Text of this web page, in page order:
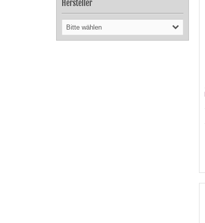
Hersteller
Bitte wählen